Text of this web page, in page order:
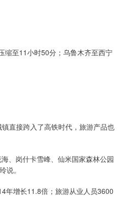
缩至11小时50分；乌鲁木齐至西宁
直接跨入了高铁时代，旅游产品也
、岗什卡雪峰、仙米国家森林公园
说。
年增长11.8倍；旅游从业人员3600